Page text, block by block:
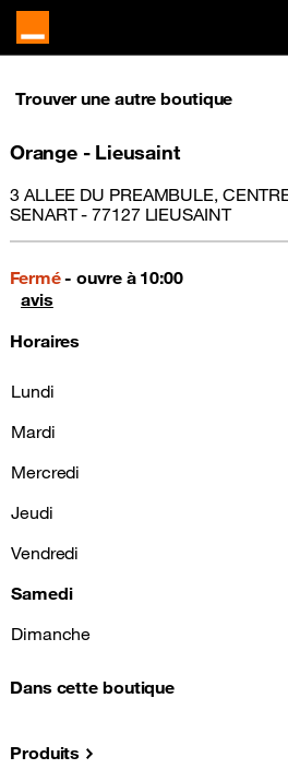
Trouver une autre boutique
Orange - Lieusaint
3 ALLEE DU PREAMBULE,
SENART - 77127 LIEUSAINT
Fermé- ouvre à 10:00
avis
Horaires
Lundi
Mardi
Mercredi
Jeudi
Vendredi
Samedi
Dimanche
Dans cette boutique
Produits